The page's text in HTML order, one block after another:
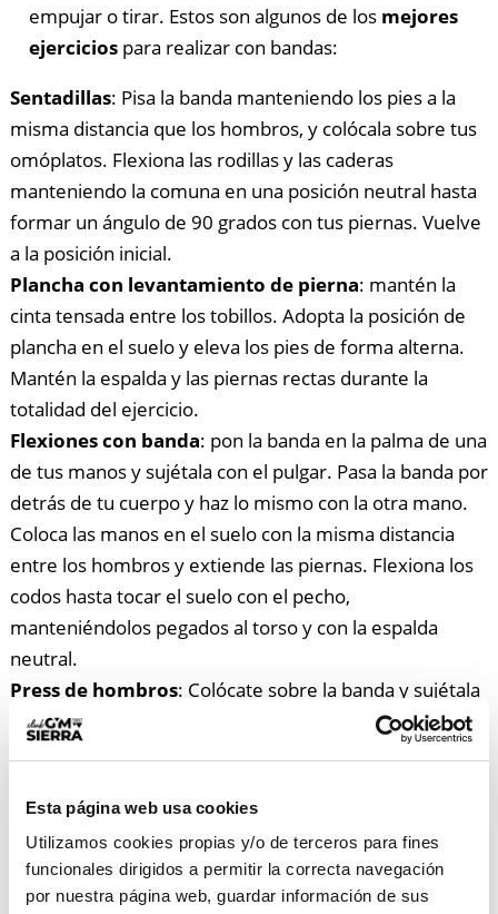
Esta página web usa cookies
Utilizamos cookies propias y/o de terceros para fines
funcionales dirigidos a permitir la correcta navegación
por nuestra página web, guardar información de sus
empujar o tirar. Estos son algunos de los mejores
ejerciciospara realizar con bandas:
Sentadillas: Pisa la banda manteniendo los pies a la
misma distancia que los hombros, y colócala sobre tus
omóplatos. Flexiona las rodillas y las caderas
manteniendo la comuna en una posición neutral hasta
formar un ángulo de 90 grados con tus piernas. Vuelve
a la posición inicial.
Plancha con levantamiento de pierna: mantén la
cinta tensada entre los tobillos. Adopta la posición de
plancha en el suelo y eleva los pies de forma alterna.
Mantén la espalda y las piernas rectas durante la
totalidad del ejercicio.
Flexiones con banda: pon la banda en la palma de una
de tus manos y sujétala con el pulgar. Pasa la banda por
detrás de tu cuerpo y haz lo mismo con la otra mano.
Coloca las manos en el suelo con la misma distancia
entre los hombros y extiende las piernas. Flexiona los
codos hasta tocar el suelo con el pecho,
manteniéndolos pegados al torso y con la espalda
neutral.
Press de hombros: Colócate sobre la banda y sujétala
con tus manos. Pega tus codos al cuerpo y eleva las
manos a la altura de tus hombros. Estira tus brazos por
Remo: Encuentra una barra o columna vertical y pon la
cinta alrededor de esta. Agarra ambos extremos con
las dos manos y tensiónala a la altura del abdomen. Tira
de la banda hacia atrás con el pecho abierto y el